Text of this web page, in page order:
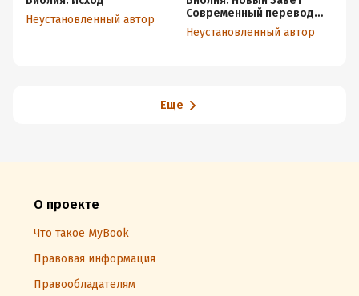
Неустановленный автор
Современный перевод
РБО
Неустановленный автор
Еще
О проекте
Что такое MyBook
Правовая информация
Правообладателям